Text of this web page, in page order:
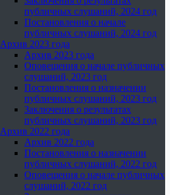
публичных слушаний, 2024 год
Постановления о начале
публичных слушаний, 2024 год
Архив 2023 года
Архив 2023 года
Оповещения о начале публичных
слушаний, 2023 год
Постановления о назначении
публичных слушаний, 2023 год
Заключения о результатах
публичных слушаний, 2023 год
Архив 2022 года
Архив 2022 года
Постановления о назначении
публичных слушаний, 2022 год
Оповещения о начале публичных
слушаний, 2022 год